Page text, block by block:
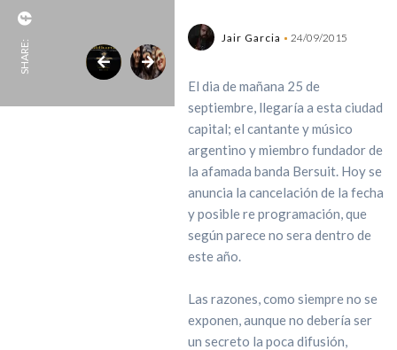
SHARE:
Jair Garcia 24/09/2015
El dia de mañana 25 de
septiembre, llegaría a esta ciudad
capital; el cantante y músico
argentino y miembro fundador de
la afamada banda Bersuit. Hoy se
anuncia la cancelación de la fecha
y posible re programación, que
según parece no sera dentro de
este año.
Las razones, como siempre no se
exponen, aunque no debería ser
un secreto la poca difusión,